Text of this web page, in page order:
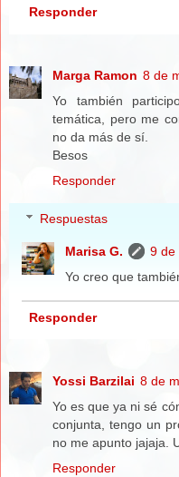
Responder
Marga Ramon 8 de
Yo también
temática, pero me
no da más de sí.
Besos
Responder
Respuestas
Marisa G.
9 de
Yo creo que
Responder
Yossi Barzilai 8 de
Yo es que ya ni sé
conjunta, tengo un
no me apunto jajaja.
Responder